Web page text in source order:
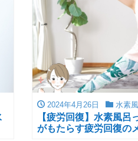
2024年4月26日 水素
【疲労回復】水素風呂
がもたらす疲労回復の